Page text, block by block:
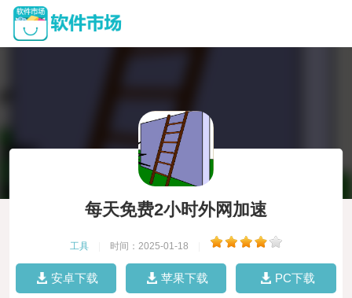
每天免费2小时外网加速
工具 时间：2025-01-18
安卓下载 苹果下载 PC下载